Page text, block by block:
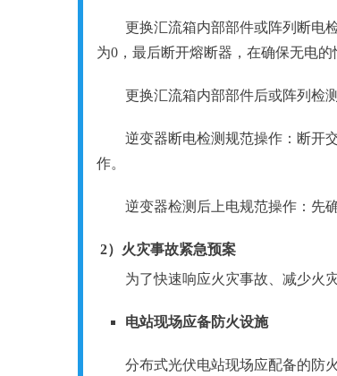
更换汇流箱内部部件或阵列断电
为0，最后断开熔断器，在确保无电的
更换汇流箱内部部件后或阵列检
逆变器断电检测规范操作：断开
作。
逆变器检测后上电规范操作：先
2）火灾事故紧急预案
为了快速响应火灾事故、减少火
电站现场应备防火设施
分布式光伏电站现场应配备的防